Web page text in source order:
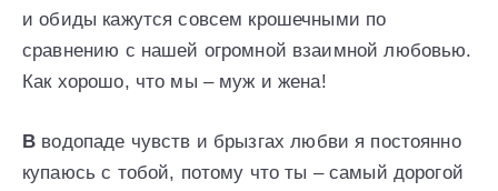
и обиды кажутся совсем крошечными по
сравнению с нашей огромной взаимной любовью.
Как хорошо, что мы – муж и жена!
В водопаде чувств и брызгах любви я постоянно
купаюсь с тобой, потому что ты – самый дорогой